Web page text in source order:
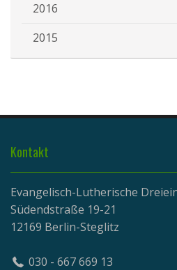
2016
2015
Kontakt
Evangelisch-Lutherische
Südendstraße 19-21
12169 Berlin-Steglitz
030 - 667 669 13